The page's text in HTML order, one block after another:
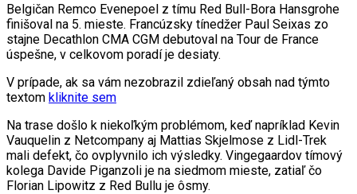
Belgičan Remco Evenepoel z tímu Red Bull-Bora Hansgrohe
finišoval na 5. mieste. Francúzsky tínedžer Paul Seixas zo
stajne Decathlon CMA CGM debutoval na Tour de France
úspešne, v celkovom poradí je desiaty.
V prípade, ak sa vám nezobrazil zdieľaný obsah nad týmto
textom kliknite sem
Na trase došlo k niekoľkým problémom, keď napríklad Kevin
Vauquelin z Netcompany aj Mattias Skjelmose z Lidl-Trek
mali defekt, čo ovplyvnilo ich výsledky. Vingegaardov tímový
kolega Davide Piganzoli je na siedmom mieste, zatiaľ čo
Florian Lipowitz z Red Bullu je ôsmy.